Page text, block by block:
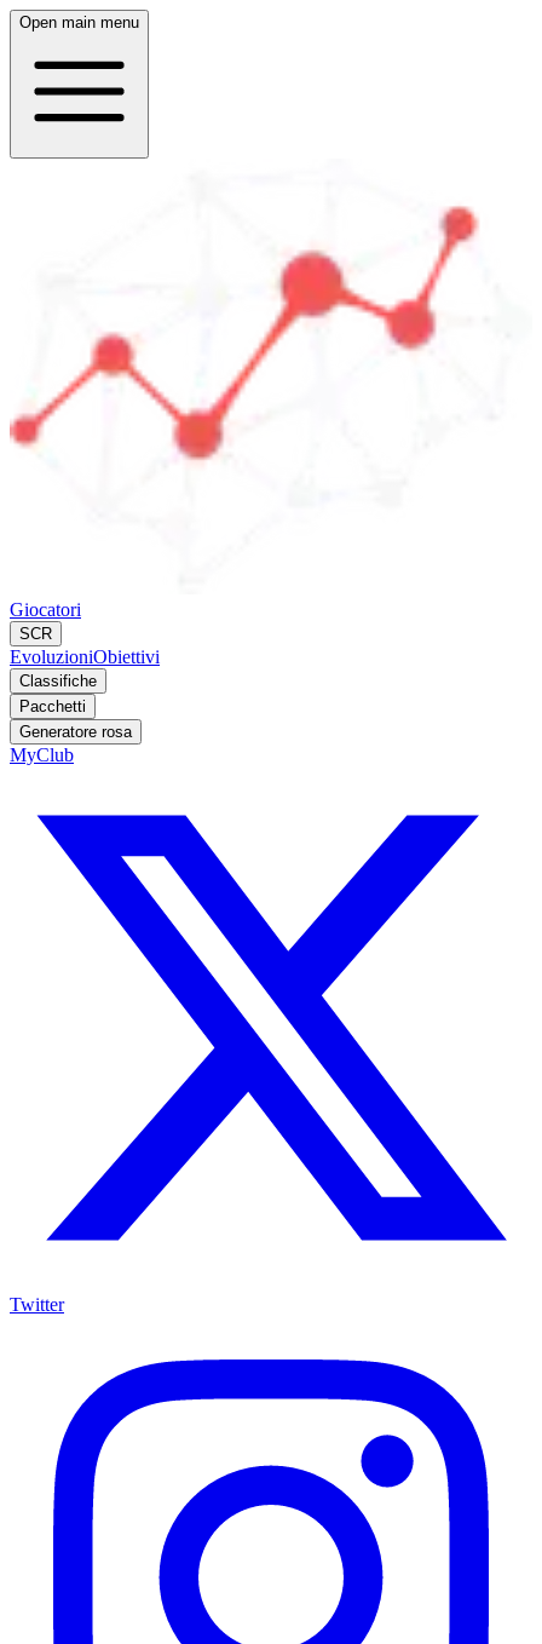
Open main menu
Giocatori
SCR
EvoluzioniObiettivi
Classifiche
Pacchetti
Generatore rosa
MyClub
Twitter